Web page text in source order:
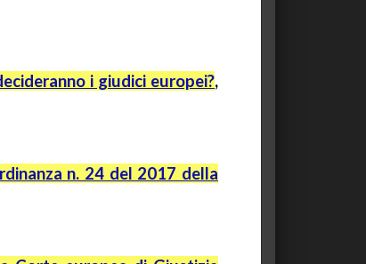
i giudici europei?,
n. 24 del 2017 della